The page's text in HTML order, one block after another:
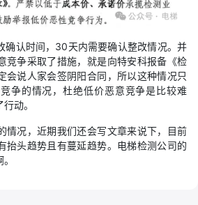
确认时间，30天内需要确认整改情况。并
竞争采取了措施，就是向特安科报备《检
会说人家会签阴阳合同，所以这种情况只
争的情况，杜绝低价恶意竞争是比较难
动。
情况，近期我们还会写文章来说下，目前
抬头趋势且有蔓延趋势。电梯检测公司的